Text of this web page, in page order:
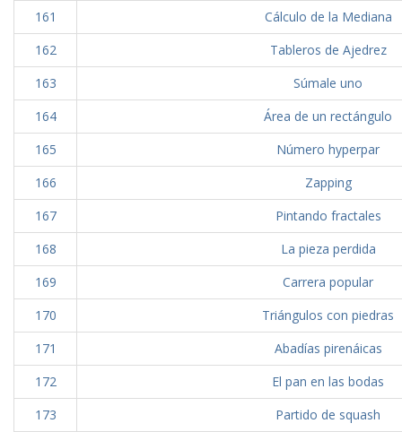
161
Cálculo de la Mediana
162
Tableros de Ajedrez
163
Súmale uno
164
Área de un rectángulo
165
Número hyperpar
166
Zapping
167
Pintando fractales
168
La pieza perdida
169
Carrera popular
170
Triángulos con piedras
171
Abadías pirenáicas
172
El pan en las bodas
173
Partido de squash